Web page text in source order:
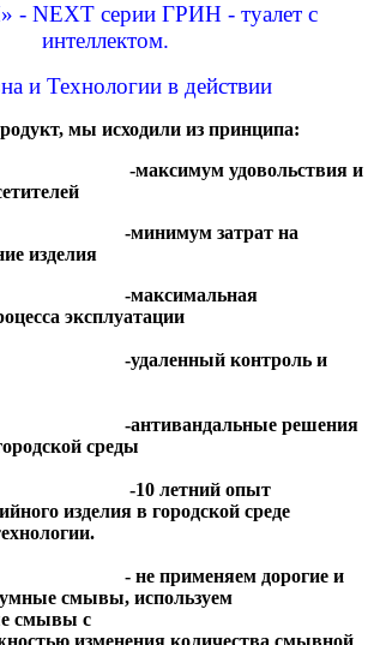
NEXT серии ГРИН - туалет с
интеллектом.
и Технологии в действии
мы исходили из принципа:
-максимум удовольствия и
затрат на
изделия
эксплуатации
контроль и
решения
среды
-10 летний опыт
изделия в городской среде
дорогие и
смывы, используем
смывы с